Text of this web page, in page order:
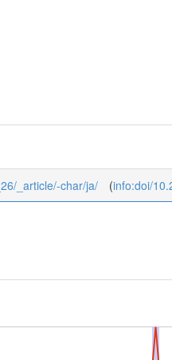
_article/-char/ja/ (info:doi/